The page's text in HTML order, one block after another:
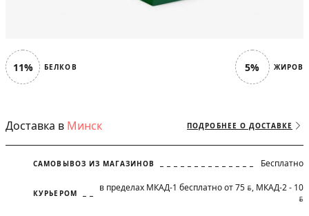
11% БЕЛКОВ 5% ЖИРОВ
Доставка в Минск ПОДРОБНЕЕ О ДОСТАВКЕ
САМОВЫВОЗ ИЗ МАГАЗИНОВ Бесплатно
КУРЬЕРОМ в пределах МКАД-1 бесплатно от 75 BYN, МКАД-2 - 10
BYN